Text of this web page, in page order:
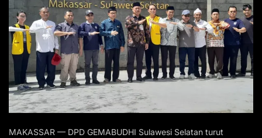
MAKASSAR — DPD GEMABUDHI Sulawesi Selatan turut